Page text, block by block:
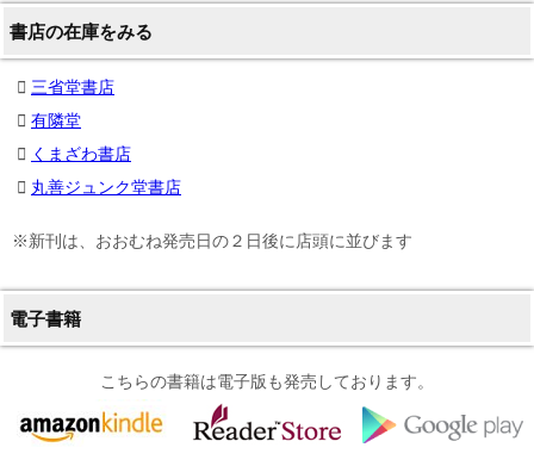
書店の在庫をみる
三省堂書店
有隣堂
くまざわ書店
丸善ジュンク堂書店
※新刊は、おおむね発売日の２日後に店頭に並びます
電子書籍
こちらの書籍は電子版も発売しております。